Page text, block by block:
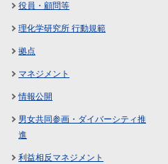
役員・顧問等
理化学研究所 行動規範
拠点
マネジメント
情報公開
男女共同参画・ダイバーシティ推
進
利益相反マネジメント